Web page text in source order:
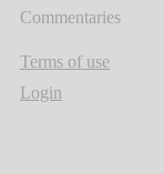
Commentaries
Terms of use
Login